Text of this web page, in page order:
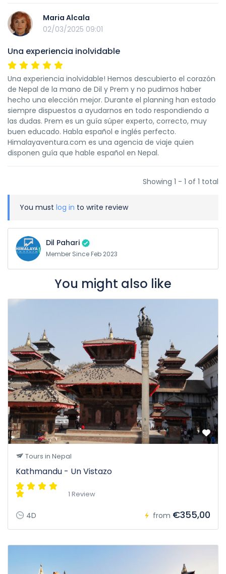
Maria Alcala
02/03/2025 09:01
Una experiencia inolvidable
Una experiencia inolvidable! Hemos descubierto el corazón
de Nepal de la mano de Dil y Prem y no pudimos haber
hecho una elección mejor. Durante el planning han estado
siempre dispuestos a ayudarnos en todo respondiendo a
las dudas. Prem es un guía súper experto, correcto, muy
buen educado. Habla español e inglés perfecto.
Himalayaventura.com es una agencia de viaje quien
disponen guía que hable español en Nepal.
Showing 1 - 1 of 1 total
You must log in to write review
Dil Pahari
Member Since Feb 2023
You might also like
Tours in Nepal
Kathmandu - Un Vistazo
1 Review
4D from €355,00